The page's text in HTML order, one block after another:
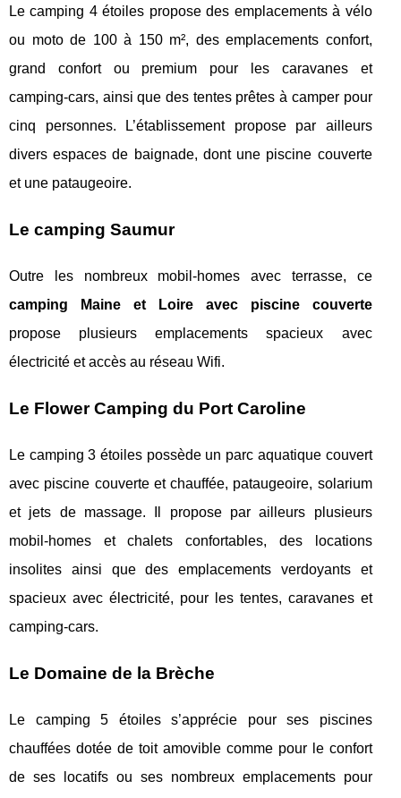
Le camping 4 étoiles propose des emplacements à vélo
ou moto de 100 à 150 m², des emplacements confort,
grand confort ou premium pour les caravanes et
camping-cars, ainsi que des tentes prêtes à camper pour
cinq personnes. L’établissement propose par ailleurs
divers espaces de baignade, dont une piscine couverte
et une pataugeoire.
Le camping Saumur
Outre les nombreux mobil-homes avec terrasse, ce
camping Maine et Loire avec piscine couverte
propose plusieurs emplacements spacieux avec
électricité et accès au réseau Wifi.
Le Flower Camping du Port Caroline
Le camping 3 étoiles possède un parc aquatique couvert
avec piscine couverte et chauffée, pataugeoire, solarium
et jets de massage. Il propose par ailleurs plusieurs
mobil-homes et chalets confortables, des locations
insolites ainsi que des emplacements verdoyants et
spacieux avec électricité, pour les tentes, caravanes et
camping-cars.
Le Domaine de la Brèche
Le camping 5 étoiles s’apprécie pour ses piscines
chauffées dotée de toit amovible comme pour le confort
de ses locatifs ou ses nombreux emplacements pour